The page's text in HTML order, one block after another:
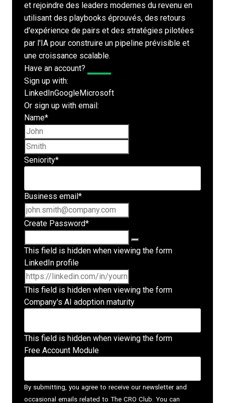
et rejoindre des leaders modernes du revenu en
utilisant des playbooks éprouvés, des retours
d'expérience de pairs et des stratégies pilotées
par l'IA pour construire un pipeline prévisible et
une croissance scalable.
Have an account?
Sign up with:
LinkedInGoogleMicrosoft
Or sign up with email:
Name*
Seniority*
Business email *
Create Password*
This field is hidden when viewing the form
LinkedIn profile
This field is hidden when viewing the form
Company's AI adoption maturity
This field is hidden when viewing the form
Free Account Module
By submitting, you agree to receive our newsletter and
occasional emails related to The CRO Club. You can